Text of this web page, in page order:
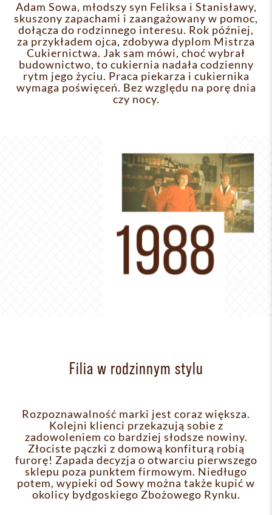
Adam Sowa, młodszy syn Feliksa i Stanisławy,
skuszony zapachami i zaangażowany w pomoc,
dołącza do rodzinnego interesu. Rok później,
za przykładem ojca, zdobywa dyplom Mistrza
Cukiernictwa. Jak sam mówi, choć wybrał
budownictwo, to cukiernia nadała codzienny
rytm jego życiu. Praca piekarza i cukiernika
wymaga poświęceń. Bez względu na porę dnia
czy nocy.
Filia w rodzinnym stylu
Rozpoznawalność marki jest coraz większa.
Kolejni klienci przekazują sobie z
zadowoleniem co bardziej słodsze nowiny.
Złociste pączki z domową konfiturą robią
furorę! Zapada decyzja o otwarciu pierwszego
sklepu poza punktem firmowym. Niedługo
potem, wypieki od Sowy można także kupić w
okolicy bydgoskiego Zbożowego Rynku.